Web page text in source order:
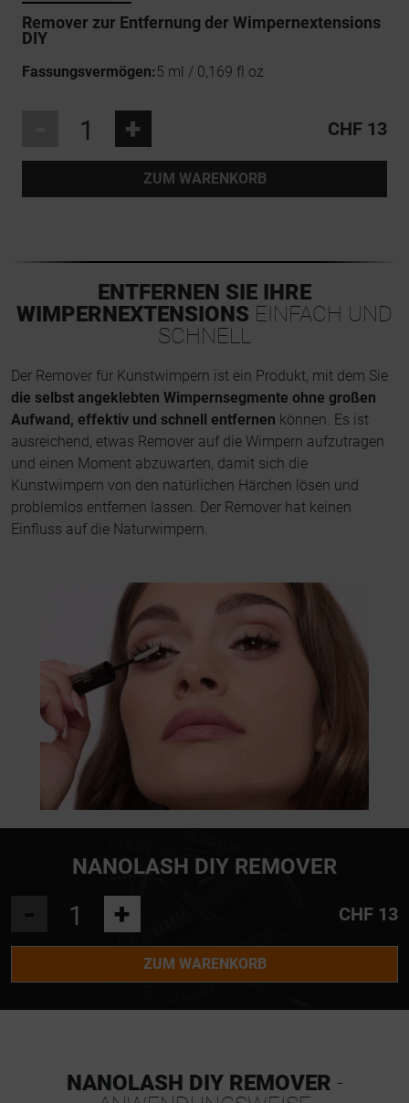
Remover zur Entfernung der Wimpernextensions
DIY
Fassungsvermögen:5 ml / 0,169 fl oz
+ CHF 13
ZUM WARENKORB
ENTFERNEN SIE IHRE
WIMPERNEXTENSIONS EINFACH UND
SCHNELL
Der Remover für Kunstwimpern ist ein Produkt, mit dem Sie
die selbst angeklebten Wimpernsegmente ohne großen
Aufwand, effektiv und schnell entfernen können. Es ist
ausreichend, etwas Remover auf die Wimpern aufzutragen
und einen Moment abzuwarten, damit sich die
Kunstwimpern von den natürlichen Härchen lösen und
problemlos entfernen lassen. Der Remover hat keinen
Einfluss auf die Naturwimpern.
NANOLASH DIY REMOVER
+ CHF 13
ZUM WARENKORB
NANOLASH DIY REMOVER -